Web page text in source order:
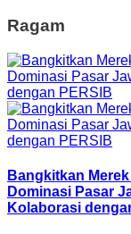
Ragam
Bangkitkan
Dominasi Pasar
Kolaborasi